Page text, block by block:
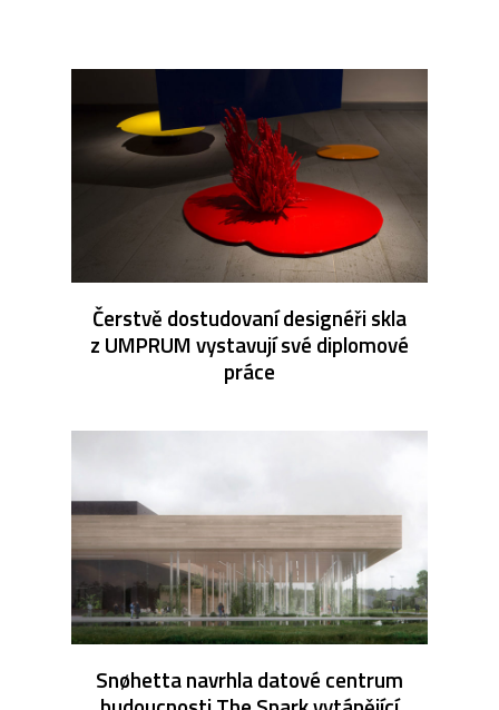
Čerstvě dostudovaní designéři skla
z UMPRUM vystavují své diplomové
práce
Snøhetta navrhla datové centrum